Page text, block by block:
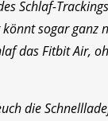
Schlaf-
sogar ganz
das Fitbit Air,
die